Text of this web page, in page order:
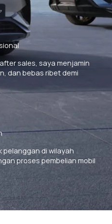
sales, saya menjamin
dan bebas ribet demi
pelanggan di wilayah
proses pembelian mobil